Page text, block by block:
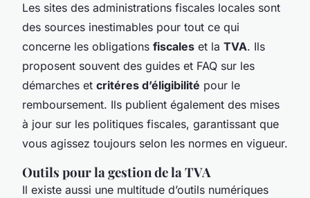
Les sites des administrations fiscales locales sont
des sources inestimables pour tout ce qui
concerne les obligations fiscales et la TVA. Ils
proposent souvent des guides et FAQ sur les
démarches et critéres d’éligibilité pour le
remboursement. Ils publient également des mises
à jour sur les politiques fiscales, garantissant que
vous agissez toujours selon les normes en vigueur.
Outils pour la gestion de la TVA
Il existe aussi une multitude d’outils numériques